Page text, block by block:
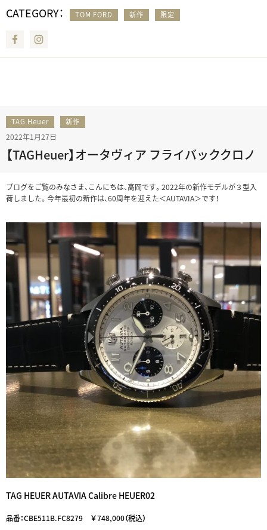
CATEGORY： TOM FORD 新作 限定
Facebook
TAG Heuer 新作
2022年1月27日
【TAGHeuer】オータヴィア フライバッククロノ
ブログをご覧のみなさま、こんにちは、高岡です。2022年の新作モデルが３型入
荷しました。今年最初の新作は、60周年を迎えた＜AUTAVIA＞です！
TAG HEUER AUTAVIA Calibre HEUER02
品番：CBE511B.FC8279 ￥748,000（税込）